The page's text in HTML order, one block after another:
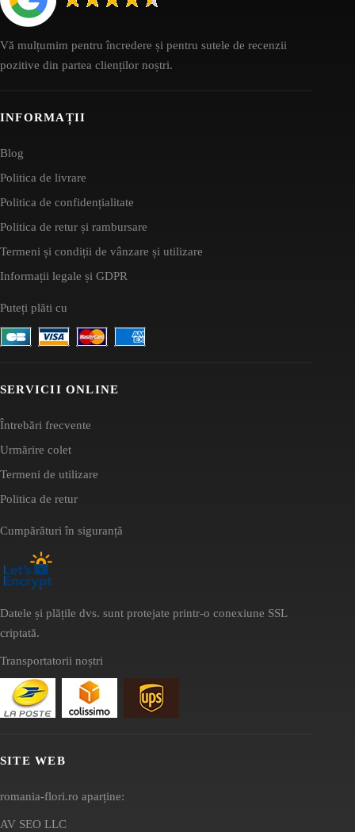
Vă mulțumim pentru încredere și pentru sutele de recenzii
pozitive din partea clienților noștri.
INFORMAȚII
Blog
Politica de livrare
Politica de confidențialitate
Politica de retur și rambursare
Termeni și condiții de vânzare și utilizare
Informații legale și GDPR
Puteți plăti cu
SERVICII ONLINE
Întrebări frecvente
Urmărire colet
Termeni de utilizare
Politica de retur
Cumpărături în siguranță
Datele și plățile dvs. sunt protejate printr-o conexiune SSL
criptată.
Transportatorii noștri
SITE WEB
romania-flori.ro aparține:
AV SEO LLC